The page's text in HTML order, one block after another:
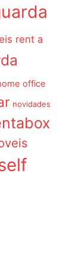
rent a
office
novidades